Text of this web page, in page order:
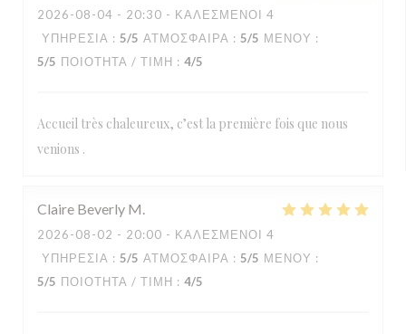
2026-08-04 - 20:30 - ΚΑΛΕΣΜΈΝΟΙ 4
ΥΠΗΡΕΣΊΑ : 5/5 ΑΤΜΌΣΦΑΙΡΑ : 5/5 ΜΕΝΟΎ :
5/5 ΠΟΙΌΤΗΤΑ / ΤΙΜΉ : 4/5
Accueil très chaleureux, c’est la première fois que nous
venions .
Claire Beverly M
2026-08-02 - 20:00 - ΚΑΛΕΣΜΈΝΟΙ 4
ΥΠΗΡΕΣΊΑ : 5/5 ΑΤΜΌΣΦΑΙΡΑ : 5/5 ΜΕΝΟΎ :
5/5 ΠΟΙΌΤΗΤΑ / ΤΙΜΉ : 4/5